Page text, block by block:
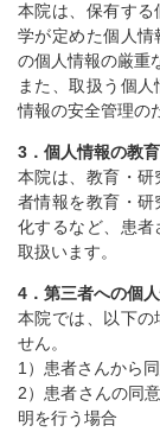
本院は、保有す
学が定めた個人
の個人情報の厳重
また、取扱う個
情報の安全管理の
3．個人情報の教
本院は、教育・
者情報を教育・研
化するなど、患者
取扱います。
4．第三者への個
本院では、以下の
せん。
1）患者さんから
2）患者さんの同
明を行う場合